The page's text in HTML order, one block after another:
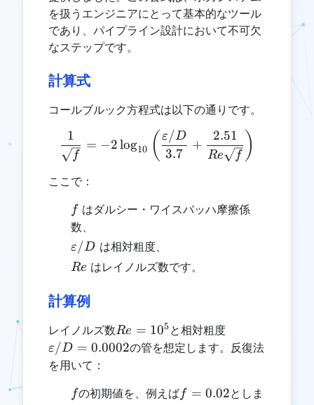
を扱うエンジニアにとって基本的なツール
であり、パイプライン設計において不可欠
なステップです。
計算式
コールブルック方程式は以下の通りです。
\frac{1}{\sqrt{f}} = -2
f
1
= −2log10 ( 3.7
ε/D
+
Re f
2.51 )
ここで：
ff はダルシー・ワイスバッハ摩擦係
数、
\varepsilon/D
ε/D は相対粗度、
Re
Re はレイノルズ数です。
計算例
レイノルズ数Re
=
Re = 105と相対粗度\varepsilon/D
= 0.0002
ε/D = 0.0002の管を想定します。反復法
を用いて：
ffの初期値を、例えばf =
f = 0.02としま